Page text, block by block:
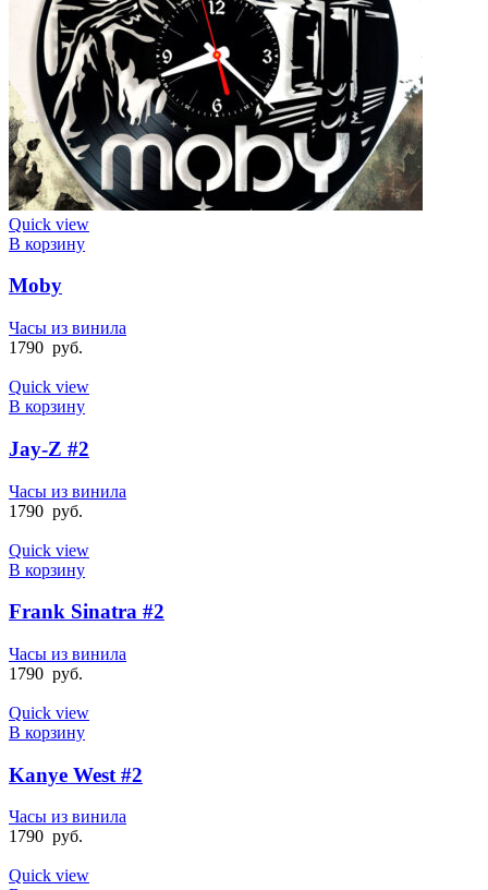
Quick view
В корзину
Moby
Часы из винила
1790 руб.
Quick view
В корзину
Jay-Z #2
Часы из винила
1790 руб.
Quick view
В корзину
Frank Sinatra #2
Часы из винила
1790 руб.
Quick view
В корзину
Kanye West #2
Часы из винила
1790 руб.
Quick view